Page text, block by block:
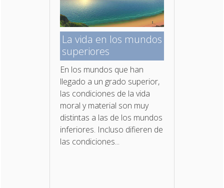
La vida en los mundos
superiores
En los mundos que han
llegado a un grado superior,
las condiciones de la vida
moral y material son muy
distintas a las de los mundos
inferiores. Incluso difieren de
las condiciones...